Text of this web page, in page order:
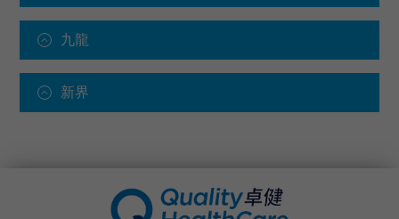
九龍
新界